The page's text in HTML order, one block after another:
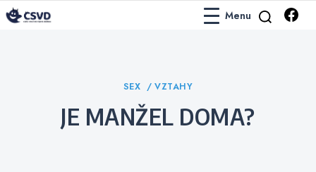
Menu
Categories
SEX VZTAHY
JE MANŽEL DOMA?